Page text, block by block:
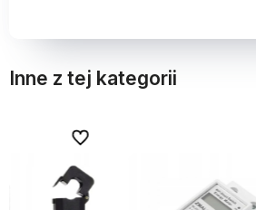
Inne z tej kategorii